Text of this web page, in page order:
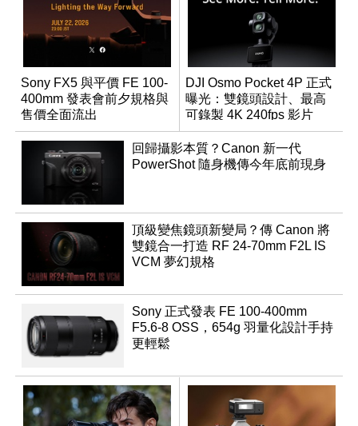
Sony FX5 與平價 FE 100-
400mm 發表會前夕規格與
售價全面流出
DJI Osmo Pocket 4P 正式
曝光：雙鏡頭設計、最高
可錄製 4K 240fps 影片
回歸攝影本質？Canon 新一代
PowerShot 隨身機傳今年底前現身
頂級變焦鏡頭新變局？傳 Canon 將
雙鏡合一打造 RF 24-70mm F2L IS
VCM 夢幻規格
Sony 正式發表 FE 100-400mm
F5.6-8 OSS，654g 羽量化設計手持
更輕鬆